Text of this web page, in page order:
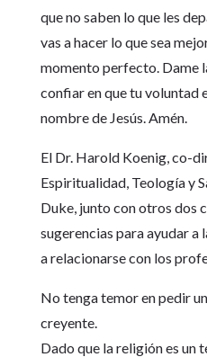
que no saben lo que les
vas a hacer lo que sea
momento perfecto. Dame
confiar en que tu voluntad
nombre de Jesús. Amén.
El Dr. Harold Koenig, co-
Espiritualidad, Teología y
Duke, junto con otros dos
sugerencias para ayudar a
a relacionarse con los
No tenga temor en pedir
creyente.
Dado que la religión es un